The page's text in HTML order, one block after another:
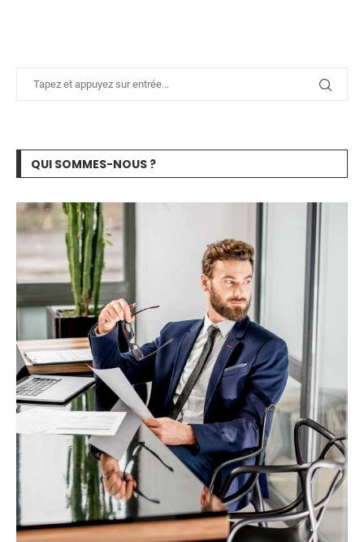
QUI SOMMES-NOUS ?